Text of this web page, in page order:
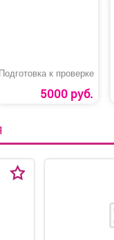
к проверке
5000 руб.